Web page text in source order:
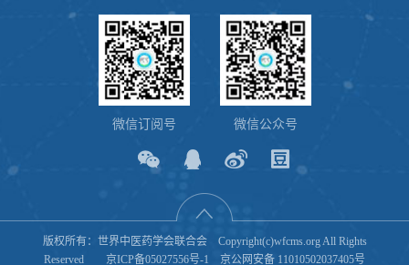
微信订阅号 微信公众号
版权所有：世界中医药学会联合会 Copyright(c)wfcms.org All Rights
Reserved 京ICP备05027556号-1 京公网安备 11010502037405号